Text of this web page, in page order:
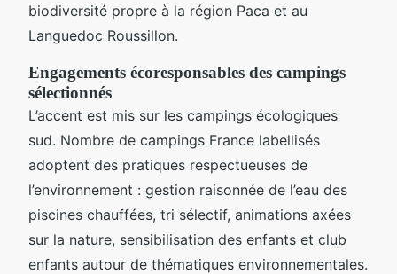
biodiversité propre à la région Paca et au
Languedoc Roussillon.
Engagements écoresponsables des campings
sélectionnés
L’accent est mis sur les campings écologiques
sud. Nombre de campings France labellisés
adoptent des pratiques respectueuses de
l’environnement : gestion raisonnée de l’eau des
piscines chauffées, tri sélectif, animations axées
sur la nature, sensibilisation des enfants et club
enfants autour de thématiques environnementales.